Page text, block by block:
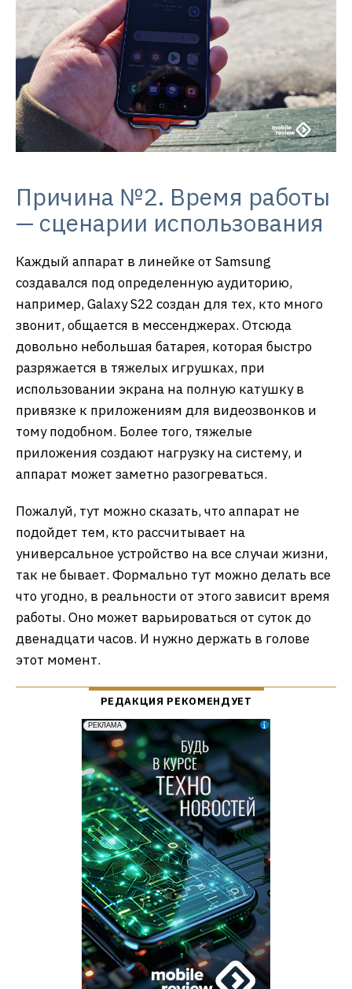
Причина №2. Время работы
— сценарии использования
Каждый аппарат в линейке от Samsung
создавался под определенную аудиторию,
например, Galaxy S22 создан для тех, кто много
звонит, общается в мессенджерах. Отсюда
довольно небольшая батарея, которая быстро
разряжается в тяжелых игрушках, при
использовании экрана на полную катушку в
привязке к приложениям для видеозвонков и
тому подобном. Более того, тяжелые
приложения создают нагрузку на систему, и
аппарат может заметно разогреваться.
Пожалуй, тут можно сказать, что аппарат не
подойдет тем, кто рассчитывает на
универсальное устройство на все случаи жизни,
так не бывает. Формально тут можно делать все
что угодно, в реальности от этого зависит время
работы. Оно может варьироваться от суток до
двенадцати часов. И нужно держать в голове
этот момент.